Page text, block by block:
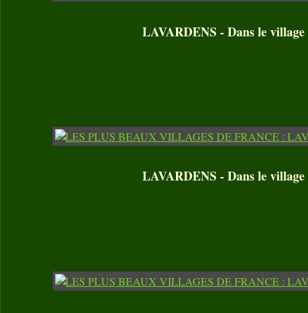
LAVARDENS - Dans le village
LAVARDENS - Dans le village